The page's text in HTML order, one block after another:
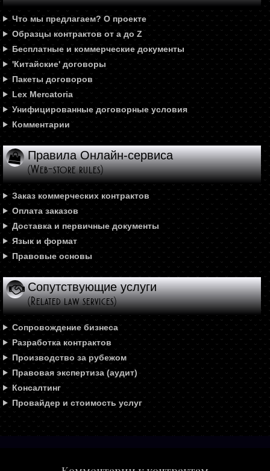
Что мы предлагаем? О проекте
Образцы контрактов от а до Z
Бесплатные и коммерческие документы
'Китайские' договоры
Пакеты договоров
Lex Mercatoria
Унифицированные договорные условия
Комментарии
Правила Онлайн-сервиса
(Web-store rules)
Заказ коммерческих контрактов
Оплата заказов
Доставка и первичные документы
Язык и формат
Правовые основы
Сопутствующие услуги
(Related law services)
Сопровождение бизнеса
Разработка контрактов
Производство за рубежом
Правовая экспертиза (аудит)
Консалтинг
Провайдер и стоимость услуг